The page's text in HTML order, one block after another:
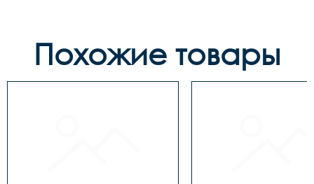
Похожие товары